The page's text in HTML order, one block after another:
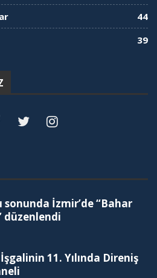
44
39
sonunda İzmir’de “Bahar
düzenlendi
İşgalinin 11. Yılında Direniş